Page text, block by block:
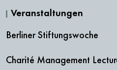
Veranstaltungen
Berliner Stiftungswoche
Charité Management